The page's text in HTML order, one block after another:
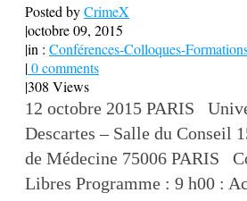
Posted byCrimeX
|octobre 09, 2015
|in : Conférences-Colloques-
|0 comments
|308 Views
12 octobre 2015 PARIS
Descartes – Salle du Conseil
de Médecine 75006 PARIS
Libres Programme : 9 h00 :